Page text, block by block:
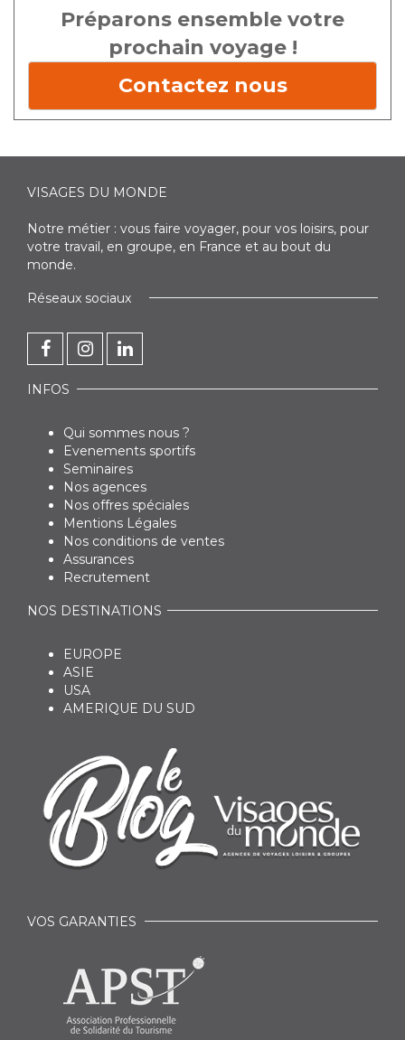
Préparons ensemble votre
prochain voyage !
Contactez nous
VISAGES DU MONDE
Notre métier : vous faire voyager, pour vos loisirs, pour
votre travail, en groupe, en France et au bout du
monde.
Réseaux sociaux
INFOS
Qui sommes nous ?
Evenements sportifs
Seminaires
Nos agences
Nos offres spéciales
Mentions Légales
Nos conditions de ventes
Assurances
Recrutement
NOS DESTINATIONS
EUROPE
ASIE
USA
AMERIQUE DU SUD
VOS GARANTIES